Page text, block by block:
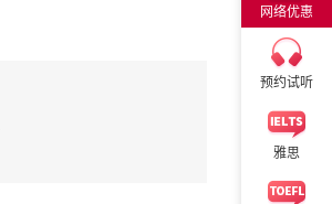
网络优惠
预约试听
雅思
×